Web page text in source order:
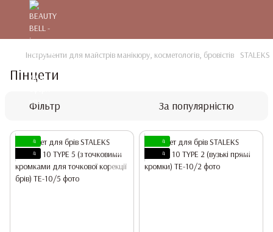
Інструменти для майстрів манікюру, косметологів, бровістів STALEKS
Пінцети
Фільтр За популярністю
4
4
4
4